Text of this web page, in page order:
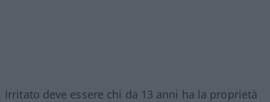
Irritato deve essere chi da 13 anni ha la proprietà